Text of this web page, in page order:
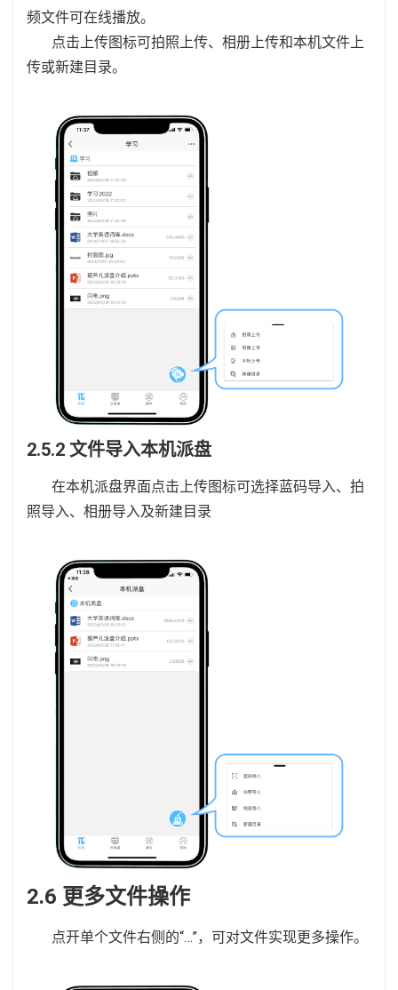
频文件可在线播放。
点击上传图标可拍照上传、相册上传和本机文件上
传或新建目录。
2.5.2 文件导入本机派盘
在本机派盘界面点击上传图标可选择蓝码导入、拍
照导入、相册导入及新建目录
2.6 更多文件操作
点开单个文件右侧的“…”，可对文件实现更多操作。